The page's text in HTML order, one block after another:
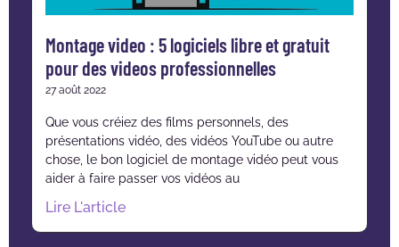
Montage video : 5 logiciels libre et gratuit
pour des videos professionnelles
27 août 2022
Que vous créiez des films personnels, des
présentations vidéo, des vidéos YouTube ou autre
chose, le bon logiciel de montage vidéo peut vous
aider à faire passer vos vidéos au
Lire L'article